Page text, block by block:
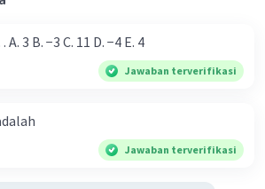
Nilai dari |−7+4|=… A. 3 B. −3 C. 11 D. −4 E. 4
Jawaban terverifikasi
Jawaban terverifikasi